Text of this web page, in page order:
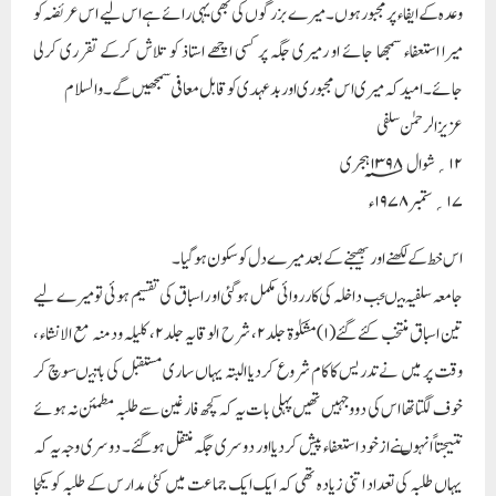
وعدہ کے ایفاء پر مجبور ہوں۔ میرے بزرگوں کی بھی یہی رائے ہے اس لیے اس عریضہ کو
میرا استعفاء سمجھا جائے او رمیری جگہ پر کسی اچھے استاذ کو تلاش کرکے تقرری کرلی
جائے۔ امید کہ میری اس مجبوری اور بدعہدی کو قابل معافی سمجھیں گے ۔ والسلام
عزیز الرحمٰن سلفی
۱۲؍شوال ۱۳۹۸؁ہجری
۱۷ ؍ستمبر ۱۹۷۸ء
اس خط کے لکھنے اور بھیجنے کے بعد میرے دل کو سکون ہوگیا۔
جامعہ سلفیہ میںجب داخلہ کی کارروائی مکمل ہوگئی او راسباق کی تقسیم ہوئی تو میرے لیے
تین اسباق منتخب کئے گئے(۱)مشکوٰۃ جلد۲، شرح الوقایہ جلد۲، کلیلہ ودمنہ مع الانشاء ،
وقت پر میں نے تدریس کا کام شروع کردیا البتہ یہاں ساری مستقبل کی باتیںسوچ کر
خوف لگتا تھا اس کی دووجہیں تھیں پہلی بات یہ کہ کچھ فارغین سے طلبہ مطمئن نہ ہوئے
نتیجتاً انہوںنے ازخود استعفاء پیش کردیا اور دوسری جگہ منتقل ہوگئے۔ دوسری وجہ یہ کہ
یہاں طلبہ کی تعداد اتنی زیادہ تھی کہ ایک ایک جماعت میں کئی مدارس کے طلبہ کو یکجا